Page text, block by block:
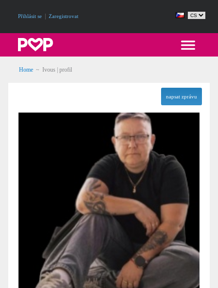
Přihlásit se Zaregistrovat
Home ~ Ivous | profil
napsat zprávu